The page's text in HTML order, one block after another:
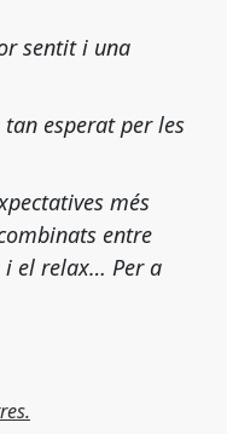
sentit i una
esperat per les
més
entre
i el relax… Per a